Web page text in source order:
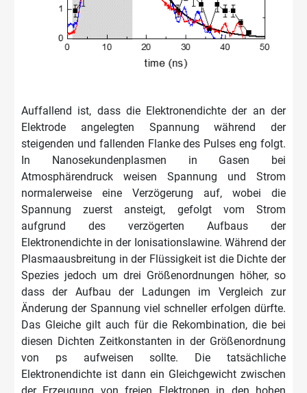
Auffallend ist, dass die Elektronendichte der an der
Elektrode angelegten Spannung während der
steigenden und fallenden Flanke des Pulses eng folgt.
In Nanosekundenplasmen in Gasen bei
Atmosphärendruck weisen Spannung und Strom
normalerweise eine Verzögerung auf, wobei die
Spannung zuerst ansteigt, gefolgt vom Strom
aufgrund des verzögerten Aufbaus der
Elektronendichte in der Ionisationslawine. Während der
Plasmaausbreitung in der Flüssigkeit ist die Dichte der
Spezies jedoch um drei Größenordnungen höher, so
dass der Aufbau der Ladungen im Vergleich zur
Änderung der Spannung viel schneller erfolgen dürfte.
Das Gleiche gilt auch für die Rekombination, die bei
diesen Dichten Zeitkonstanten in der Größenordnung
von ps aufweisen sollte. Die tatsächliche
Elektronendichte ist dann ein Gleichgewicht zwischen